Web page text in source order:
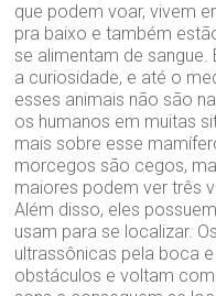
que podem voar, vivem
pra baixo e também
se alimentam de
a curiosidade, e até o
esses animais não são
os humanos em muitas
mais sobre esse
morcegos são cegos,
maiores podem ver três
Além disso, eles
usam para se localizar.
ultrassônicas pela boca
obstáculos e voltam